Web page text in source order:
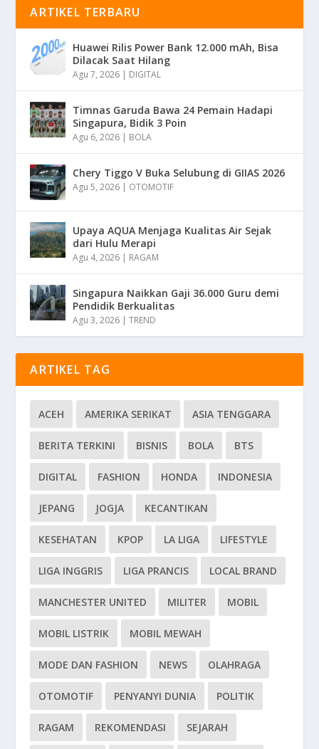
ARTIKEL TERBARU
Huawei Rilis Power Bank 12.000 mAh, Bisa
Dilacak Saat Hilang
Agu 7, 2026 | DIGITAL
Timnas Garuda Bawa 24 Pemain Hadapi
Singapura, Bidik 3 Poin
Agu 6, 2026 | BOLA
Chery Tiggo V Buka Selubung di GIIAS 2026
Agu 5, 2026 | OTOMOTIF
Upaya AQUA Menjaga Kualitas Air Sejak
dari Hulu Merapi
Agu 4, 2026 | RAGAM
Singapura Naikkan Gaji 36.000 Guru demi
Pendidik Berkualitas
Agu 3, 2026 |TREND
ARTIKEL TAG
ACEH AMERIKA SERIKAT ASIA TENGGARA
BERITA TERKINI BISNIS BOLA BTS
DIGITAL FASHION HONDA INDONESIA
JEPANG JOGJA KECANTIKAN
KESEHATAN KPOP LA LIGA LIFESTYLE
LIGA INGGRIS LIGA PRANCIS LOCAL BRAND
MANCHESTER UNITED MILITER MOBIL
MOBIL LISTRIK MOBIL MEWAH
MODE DAN FASHION NEWS OLAHRAGA
OTOMOTIF PENYANYI DUNIA POLITIK
RAGAM REKOMENDASI SEJARAH